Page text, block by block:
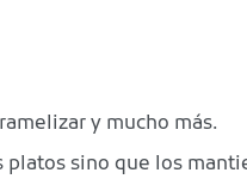
y mucho más.
platos sino que los